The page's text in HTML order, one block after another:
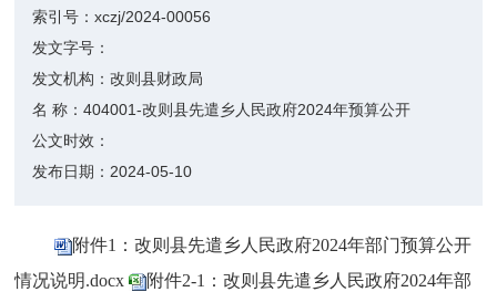
索引号：xczj/2024-00056
发文字号：
发文机构：改则县财政局
名 称：404001-改则县先遣乡人民政府2024年预算公开
公文时效：
发布日期： 2024-05-10
附件1：改则县先遣乡人民政府2024年部门预算公开
情况说明.docx
附件2-1：改则县先遣乡人民政府2024年部